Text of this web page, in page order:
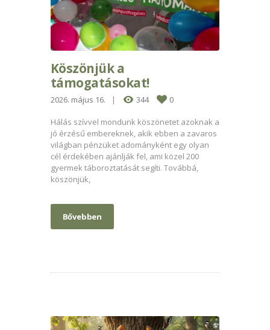
Köszönjük a
támogatásokat!
2026. május 16. 344 0
Hálás szívvel mondunk köszönetet azoknak a
jó érzésű embereknek, akik ebben a zavaros
világban pénzüket adományként egy olyan
cél érdekében ajánlják fel, ami közel 200
gyermek táboroztatását segíti. Továbbá,
köszönjük,
Bővebben